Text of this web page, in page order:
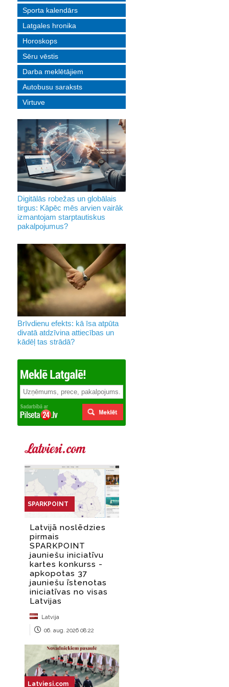
Sporta kalendārs
Latgales hronika
Horoskops
Sēru vēstis
Darba meklētājiem
Autobusu saraksts
Virtuve
Digitālās robežas un globālais
tirgus: Kāpēc mēs arvien vairāk
izmantojam starptautiskus
pakalpojumus?
Brīvdienu efekts: kā īsa atpūta
divatā atdzīvina attiecības un
kādēļ tas strādā?